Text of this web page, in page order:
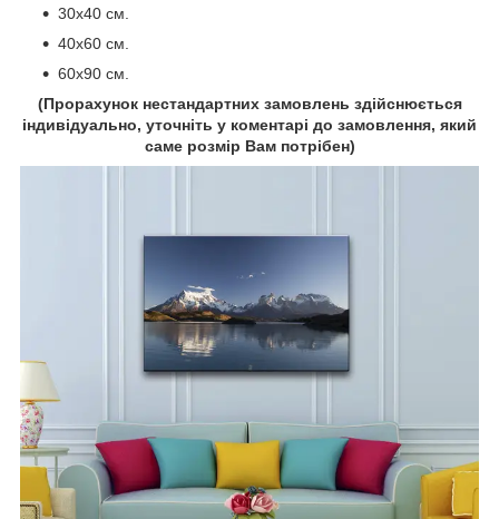
30х40 см.
40х60 см.
60x90 cм.
(Прорахунок нестандартних замовлень здійснюється
індивідуально, уточніть у коментарі до замовлення, який
саме розмір Вам потрібен)